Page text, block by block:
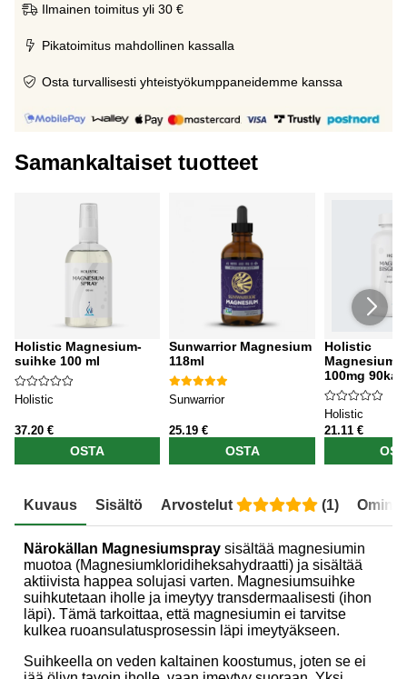
Ilmainen toimitus yli 30 €
Pikatoimitus mahdollinen kassalla
Osta turvallisesti yhteistyökumppaneidemme kanssa
Samankaltaiset tuotteet
Holistic Magnesium-
suihke 100 ml
Holistic
37.20 €
OSTA
Sunwarrior Magnesium
118ml
Sunwarrior
25.19 €
OSTA
Holistic
100mg
Holistic
21.11 €
Kuvaus Sisältö Arvostelut (1)
Närokällan Magnesiumspray sisältää magnesiumin
muotoa (Magnesiumkloridiheksahydraatti) ja sisältää
aktiivista happea solujasi varten. Magnesiumsuihke
suihkutetaan iholle ja imeytyy transdermaalisesti (ihon
läpi). Tämä tarkoittaa, että magnesiumin ei tarvitse
kulkea ruoansulatusprosessin läpi imeytyäkseen.
Suihkeella on veden kaltainen koostumus, joten se ei